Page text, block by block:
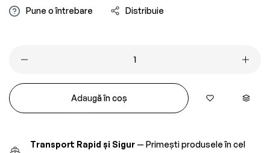
Pune o întrebare Distribuie
Adaugă în coș
Transport Rapid și Sigur — Primești produsele în cel